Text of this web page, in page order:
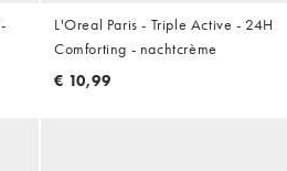
L'Oreal Paris - Triple Active - 24H
Comforting - nachtcrème
€ 10,99